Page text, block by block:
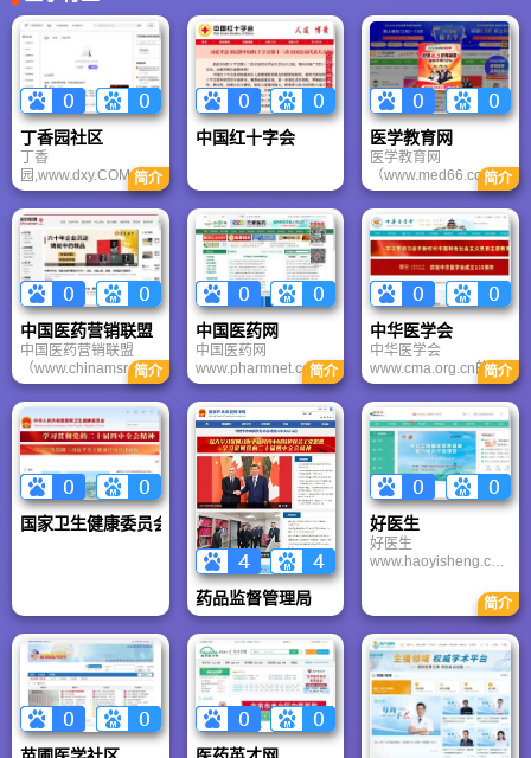
为用户提供24小时在线的家庭医生
服务，帮助天下人都拥有自己的私人
健康顾问。
四大板块的数十个频道，每天向网民
提供大量权威、专业、科学的健康信
息。家庭医生医疗服务类下设疾病、
症状、医院、科室、医生、药品等具
有查询功能的六大专业数据库。
丁香园社区
丁香
园,www.dxy.COM,生
物医药科技网成立于
2000年7月23日，自
创办以来一直致力于
为广大医药生命科学
专业人士提供专业交
流平台。丁香园专业
精神和深厚积累，专
业交流不断深入和发
展，丁香园已从更初
每天只有数人查看的
留言板逐步发展壮大
成为国内规模更大、
更受专业人士喜爱的
医药行业网络传媒平
台。
简介
中国红十字会 医学教育网
医学教育网
（www.med66.com）
成立于2005年1月，
是国内目前超大型医
学远程教育基地。医
学教育网是正保教育
集团旗下的一家大型
医学教育网站。
简介
中国医药营销联盟
中国医药营销联盟
（www.chinamsr.com
）成立于2003年3月9
日。中国医药营销联
盟是国内知名度和影
响力更大的医药在线
组织。中国医药营销
联盟首创基于互联网
的医药云服务，为百
万医药人提供全方位
服务！
简介
中国医药网
中国医药网
www.pharmnet.com.c
n提供实用的（商业、
专业）信息发布、交
流及检索平台，中国
医药网提供健康信息
和基础医药知识，并
就某些产品质量作出
警示，中国医药网医
药招商 、医药资讯 、
产品大全 、企业大全
、产品供求 、技术项
目 、医药站点 、医疗
器械 、保健食品 、仪
器设备、中医药 、健
康家园 、百姓OTC 、
警示平台 、认证资讯
、政策法规 、国际动
态、软件书籍、医药
人才、医药展会、医
药论文、医药论坛。
简介
中华医学会
中华医学会
www.cma.org.cn的主
要业务包括：开展医
学学术交流；编辑出
版123种医学、科普等
各类期刊及100余种音
像出版物，中华医学
会开展继续医学教
育；开展国际间学术
交流；开展医学科技
项目的评价、评审和
医学科学技术决策论
证，中华医学会开展
核；发现、推荐和培
养优秀医学科技人
才；宣传、奖励医德
高尚、业务精良的医
务人员；承担政府委
托职能及承办委托任
务；设立临床研究专
项资金，提高临床科
研水平。
简介
国家卫生健康委员会
药品监督管理局
好医生
好医生
www.haoyisheng.co
教育培训、医学信息
和信息技术以及其它
医学和信息技术相结
合的衍生服务，好医
生配合政府医改政
策，积极参与流程再
造工作，提供以改变
卫生指标为导向的解
决方案，好医生旗下
简介